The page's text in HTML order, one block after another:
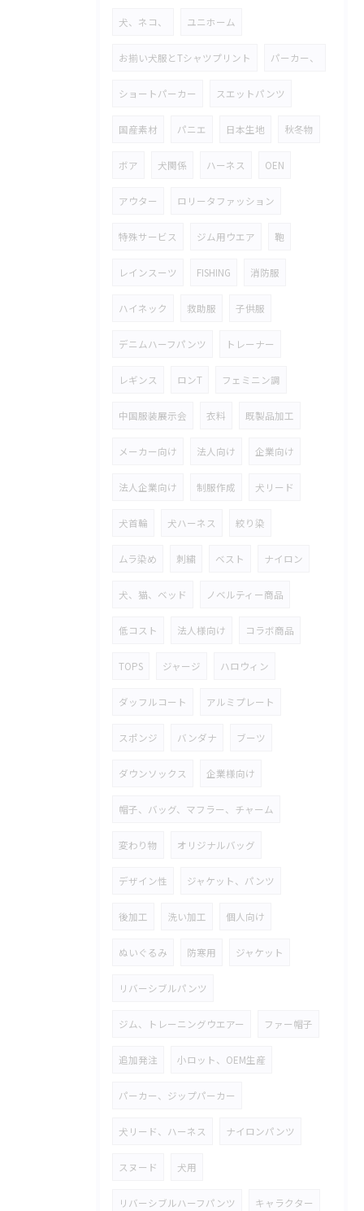
犬、ネコ、 ユニホーム
お揃い犬服とTシャツプリント パーカー、
ショートパーカー スエットパンツ
国産素材 パニエ 日本生地 秋冬物
ボア 犬関係 ハーネス OEN
アウター ロリータファッション
特殊サービス ジム用ウエア 鞄
レインスーツ FISHING 消防服
ハイネック 救助服 子供服
デニムハーフパンツ トレーナー
レギンス ロンT フェミニン調
中国服装展示会 衣料 既製品加工
メーカー向け 法人向け 企業向け
法人企業向け 制服作成 犬リード
犬首輪 犬ハーネス 絞り染
ムラ染め 刺繍 ベスト ナイロン
犬、猫、ベッド ノベルティー商品
低コスト 法人様向け コラボ商品
TOPS ジャージ ハロウィン
ダッフルコート アルミプレート
スポンジ バンダナ ブーツ
ダウンソックス 企業様向け
帽子、バッグ、マフラー、チャーム
変わり物 オリジナルバッグ
デザイン性 ジャケット、パンツ
後加工 洗い加工 個人向け
ぬいぐるみ 防寒用 ジャケット
リバーシブルパンツ
ジム、トレーニングウエアー ファー帽子
追加発注 小ロット、OEM生産
パーカー、ジップパーカー
犬リード、ハーネス ナイロンパンツ
スヌード 犬用
リバーシブルハーフパンツ キャラクター